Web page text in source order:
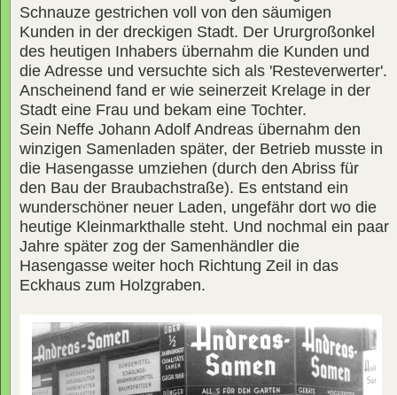
Schnauze gestrichen voll von den säumigen
Kunden in der dreckigen Stadt. Der Ururgroßonkel
des heutigen Inhabers übernahm die Kunden und
die Adresse und versuchte sich als 'Resteverwerter'.
Anscheinend fand er wie seinerzeit Krelage in der
Stadt eine Frau und bekam eine Tochter.
Sein Neffe Johann Adolf Andreas übernahm den
winzigen Samenladen später, der Betrieb musste in
die Hasengasse umziehen (durch den Abriss für
den Bau der Braubachstraße). Es entstand ein
wunderschöner neuer Laden, ungefähr dort wo die
heutige Kleinmarkthalle steht. Und nochmal ein paar
Jahre später zog der Samenhändler die
Hasengasse weiter hoch Richtung Zeil in das
Eckhaus zum Holzgraben.